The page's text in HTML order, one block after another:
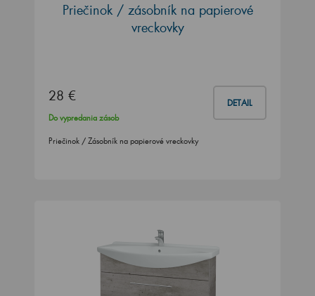
Priečinok / zásobník na papierové
vreckovky
28 € DETAIL
Do vypredania zásob
Priečinok / Zásobník na papierové vreckovky